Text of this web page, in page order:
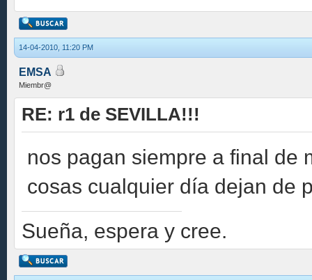
14-04-2010, 11:20 PM
EMSA
Miembr@
RE: r1 de SEVILLA!!!
nos pagan siempre a final de
cosas cualquier día dejan de
Sueña, espera y cree.